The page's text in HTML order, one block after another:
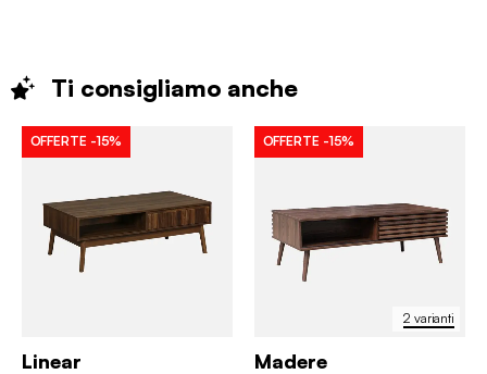
Ti consigliamo anche
OFFERTE -15%
Linear
2 varianti
OFFERTE -15%
Madere